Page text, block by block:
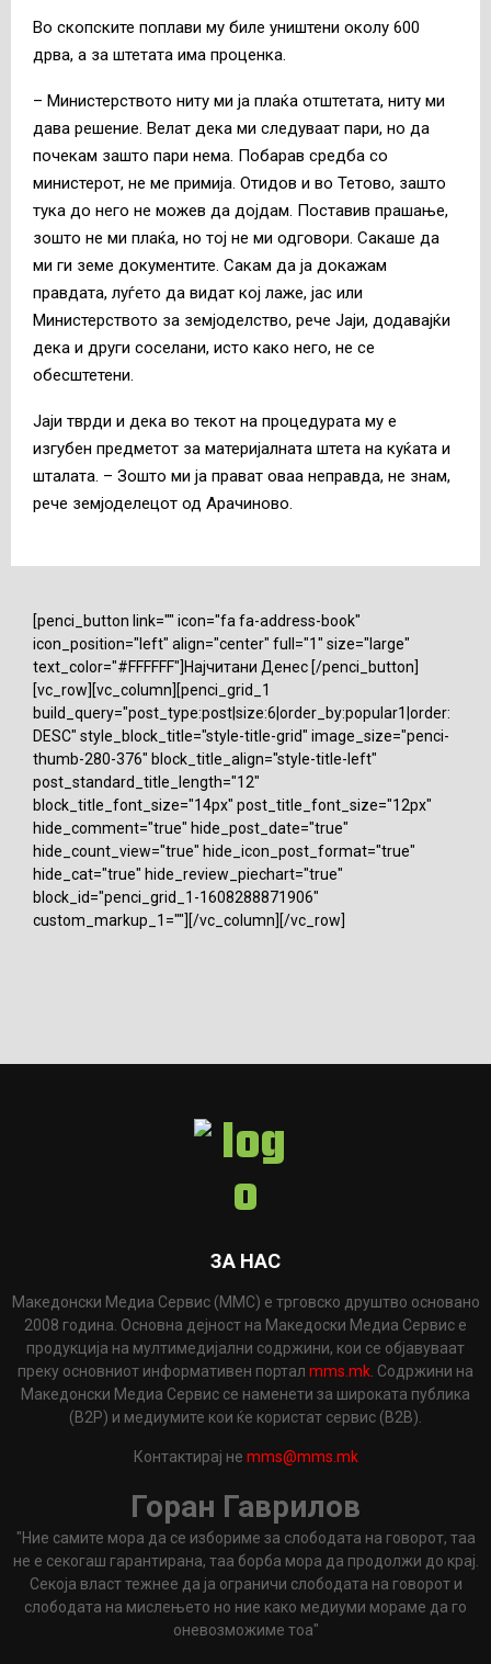
Во скопските поплави му биле уништени околу 600
дрва, а за штетата има проценка.
– Министерството ниту ми ја плаќа отштетата, ниту ми
дава решение. Велат дека ми следуваат пари, но да
почекам зашто пари нема. Побарав средба со
министерот, не ме примија. Отидов и во Тетово, зашто
тука до него не можев да дојдам. Поставив прашање,
зошто не ми плаќа, но тој не ми одговори. Сакаше да
ми ги земе документите. Сакам да ја докажам
правдата, луѓето да видат кој лаже, јас или
Министерството за земјоделство, рече Јаји, додавајќи
дека и други соселани, исто како него, не се
обесштетени.
Јаји тврди и дека во текот на процедурата му е
изгубен предметот за материјалната штета на куќата и
шталата. – Зошто ми ја прават оваа неправда, не знам,
рече земјоделецот од Арачиново.
[penci_button link="" icon="fa fa-address-book"
icon_position="left" align="center" full="1" size="large"
text_color="#FFFFFF"]Најчитани Денес [/penci_button]
[vc_row][vc_column][penci_grid_1
build_query="post_type:post|size:6|order_by:popular1|order:
DESC" style_block_title="style-title-grid" image_size="penci-
thumb-280-376" block_title_align="style-title-left"
post_standard_title_length="12"
block_title_font_size="14px" post_title_font_size="12px"
hide_comment="true" hide_post_date="true"
hide_count_view="true" hide_icon_post_format="true"
hide_cat="true" hide_review_piechart="true"
block_id="penci_grid_1-1608288871906"
custom_markup_1=""][/vc_column][/vc_row]
ЗА НАС
Македонски Медиа Сервис (ММС) е трговско друштво основано
2008 година. Основна дејност на Македоски Медиа Сервис е
продукција на мултимедијални содржини, кои се објавуваат
преку основниот информативен портал mms.mk . Содржини на
Македонски Медиа Сервис се наменети за широката публика
(B2P) и медиумите кои ќе користат сервис (B2B).
Контактирај не mms@mms.mk
Горан Гаврилов
"Ние самите мора да се избориме за слободата на говорот, таа
не е секогаш гарантирана, таа борба мора да продолжи до крај.
Секоја власт тежнее да ја ограничи слободата на говорот и
слободата на мислењето но ние како медиуми мораме да го
оневозможиме тоа"